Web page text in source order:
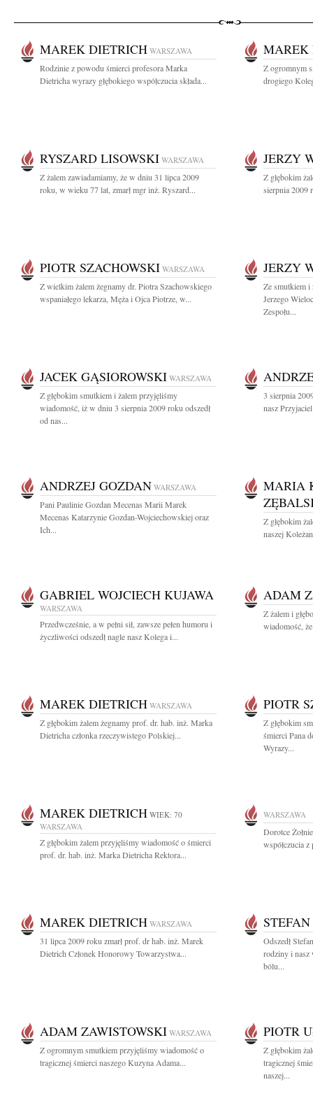
MAREK DIETRICH WARSZAWA
Rodzinie z powodu śmierci profesora Marka
Dietricha wyrazy głębokiego współczucia składa...
MAREK
Z ogromnym
drogiego
RYSZARD LISOWSKI WARSZAWA
Z żalem zawiadamiamy, że w dniu 31 lipca 2009
roku, w wieku 77 lat, zmarł mgr inż. Ryszard...
JERZY
Z głębokim
sierpnia 2009
PIOTR SZACHOWSKI WARSZAWA
Z wielkim żalem żegnamy dr. Piotra Szachowskiego
wspaniałego lekarza, Męża i Ojca Piotrze, w...
JERZY
Ze smutkiem i
Jerzego
Zespołu...
JACEK GĄSIOROWSKI WARSZAWA
Z głębokim smutkiem i żalem przyjęliśmy
wiadomość, iż w dniu 3 sierpnia 2009 roku odszedł
od nas...
3 sierpnia
nasz
ANDRZEJ GOZDAN WARSZAWA
Pani Paulinie Gozdan Mecenas Marii Marek
Mecenas Katarzynie Gozdan-Wojciechowskiej oraz
Ich...
MARIA
Z głębokim
naszej
GABRIEL WOJCIECH KUJAWA
WARSZAWA
Przedwcześnie, a w pełni sił, zawsze pełen humoru i
życzliwości odszedł nagle nasz Kolega i...
ADAM
Z żalem i
wiadomość,
MAREK DIETRICH WARSZAWA
Z głębokim żalem żegnamy prof. dr. hab. inż. Marka
Dietricha członka rzeczywistego Polskiej...
PIOTR
Z głębokim
śmierci Pana
Wyrazy...
MAREK DIETRICH WIEK: 70
WARSZAWA
Z głębokim żalem przyjęliśmy wiadomość o śmierci
prof. dr. hab. inż. Marka Dietricha Rektora...
WARSZAWA
Dorotce
współczucia
MAREK DIETRICH WARSZAWA
31 lipca 2009 roku zmarł prof. dr hab. inż. Marek
Dietrich Członek Honorowy Towarzystwa...
Odszedł
rodziny i nasz
bólu...
ADAM ZAWISTOWSKI WARSZAWA
Z ogromnym smutkiem przyjęliśmy wiadomość o
tragicznej śmierci naszego Kuzyna Adama...
PIOTR
Z głębokim
tragicznej
naszej...